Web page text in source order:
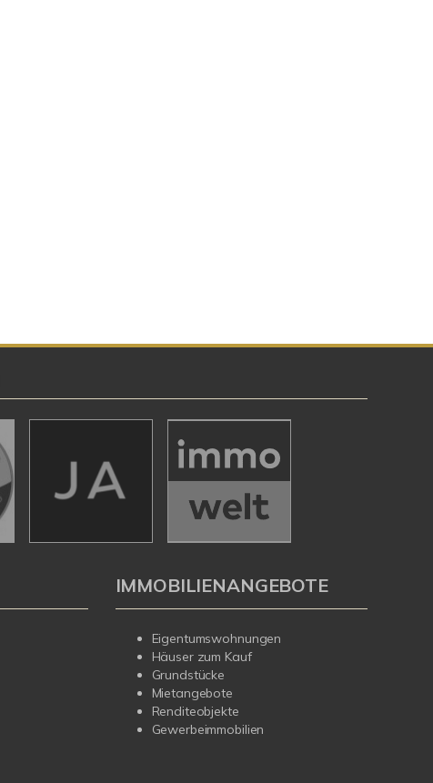
IMMOBILIENANGEBOTE
Eigentumswohnungen
Häuser zum Kauf
Grundstücke
Mietangebote
Renditeobjekte
Gewerbeimmobilien